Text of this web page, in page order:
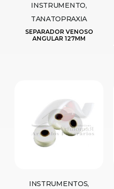
INSTRUMENTO,
TANATOPRAXIA
SEPARADOR VENOSO
ANGULAR 127MM
INSTRUMENTOS,